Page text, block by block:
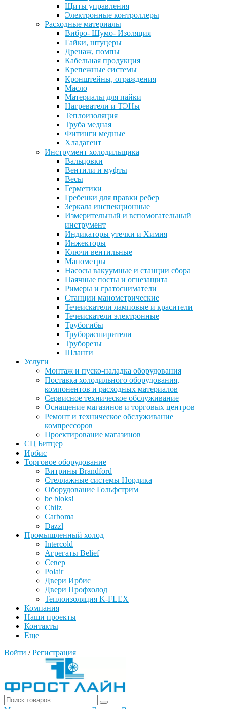
Щиты управления
Электронные контроллеры
Расходные материалы
Вибро- Шумо- Изоляция
Гайки, штуцеры
Дренаж, помпы
Кабельная продукция
Крепежные системы
Кронштейны, ограждения
Масло
Материалы для пайки
Нагреватели и ТЭНы
Теплоизоляция
Труба медная
Фитинги медные
Хладагент
Инструмент холодильщика
Вальцовки
Вентили и муфты
Весы
Герметики
Гребенки для правки ребер
Зеркала инспекционные
Измерительный и вспомогательный
инструмент
Индикаторы утечки и Химия
Инжекторы
Ключи вентильные
Манометры
Насосы вакуумные и станции сбора
Паячные посты и огнезащита
Римеры и гратосниматели
Станции манометрические
Течеискатели ламповые и красители
Течеискатели электронные
Трубогибы
Труборасширители
Труборезы
Шланги
Услуги
Монтаж и пуско-наладка оборудования
Поставка холодильного оборудования,
компонентов и расходных материалов
Сервисное техническое обслуживание
Оснащение магазинов и торговых центров
Ремонт и техническое обслуживание
компрессоров
Проектирование магазинов
СЦ Битцер
Ирбис
Торговое оборудование
Витрины Brandford
Стеллажные системы Нордика
Оборудование Гольфстрим
be bloks!
Chilz
Carboma
Dazzl
Промышленный холод
Intercold
Агрегаты Belief
Север
Polair
Двери Ирбис
Двери Профхолод
Теплоизоляция K-FLEX
Компания
Наши проекты
Контакты
Еще
Войти / Регистрация